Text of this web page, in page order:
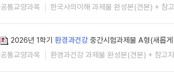
공통교양과목
한국사의이해 과제물 완성본(견본) + 참
2026년 1학기 환경과건강 중간시험과제물 A형(새롭
공통교양과목
환경과건강 과제물 완성본(견본) + 참고